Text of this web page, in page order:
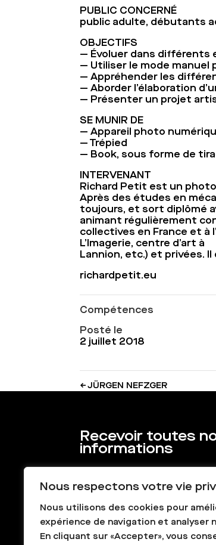
Nous respectons votre vie
Nous utilisons des cookies pour
expérience de navigation et analyser
En cliquant sur «Accepter», vous
PUBLIC CONCERNÉ
public adulte, débutants
OBJECTIFS
— Évoluer dans différents
— Utiliser le mode manuel
— Appréhender les
— Aborder l’élaboration
— Présenter un projet
SE MUNIR DE
— Appareil photo
— Trépied
— Book, sous forme de
INTERVENANT
Richard Petit est un
Après des études en
toujours, et sort diplômé
animant régulièrement
collectives en France et à
L’Imagerie, centre d’art à
Lannion, etc.) et privées.
richardpetit.eu
Compétences
Posté le
2 juillet 2018
←JÜRGEN NEFZGER
Recevoir toutes
informations